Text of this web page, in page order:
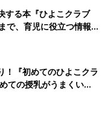
する本『ひよこクラブ
、育児に役立つ情報が
！『初めてのひよこクラ
ての授乳がうまくい
と夏のトラブル 解決テ